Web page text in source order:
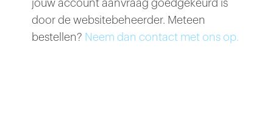
jouw account aanvraag goedgekeurd is
door de websitebeheerder. Meteen
bestellen? Neem dan contact met ons op.